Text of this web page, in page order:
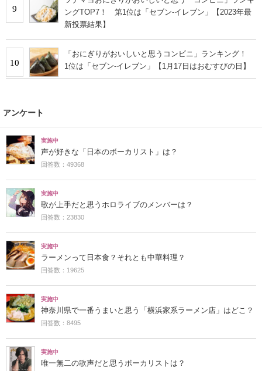
9
ングTOP7！ 第1位は「セブン-イレブン」【2023年最
新投票結果】
10
「おにぎりがおいしいと思うコンビニ」ランキング！
1位は「セブン-イレブン」【1月17日はおむすびの日】
アンケート
実施中
声が好きな「日本のボーカリスト」は？
回答数：49368
実施中
歌が上手だと思うホロライブのメンバーは？
回答数：23830
実施中
ラーメンって日本食？それとも中華料理？
回答数：19625
実施中
神奈川県で一番うまいと思う「横浜家系ラーメン店」はどこ？
回答数：8495
実施中
唯一無二の歌声だと思うボーカリストは？